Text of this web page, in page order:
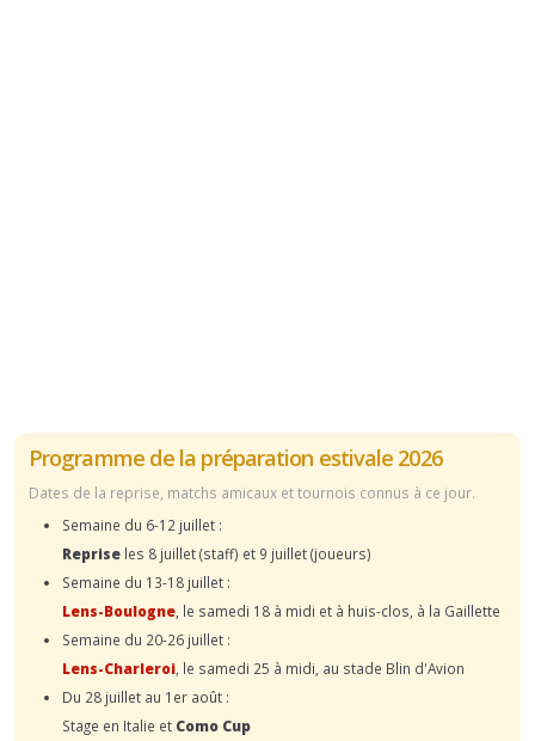
Programme de la préparation estivale 2026
Dates de la reprise, matchs amicaux et tournois connus à ce jour.
Semaine du 6-12 juillet :
Reprise les 8 juillet (staff) et 9 juillet (joueurs)
Semaine du 13-18 juillet :
Lens-Boulogne , le samedi 18 à midi et à huis-clos, à la Gaillette
Semaine du 20-26 juillet :
Lens-Charleroi , le samedi 25 à midi, au stade Blin d'Avion
Du 28 juillet au 1er août :
Stage en Italie et Como Cup